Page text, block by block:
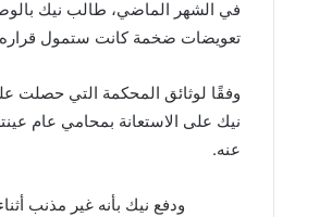
تعويضات ضخمة كانت ستمول قراره
نيك على الاستعانة بمحامي عام
عنه.
ودفع نيك بأنه غير مذنب أثناء